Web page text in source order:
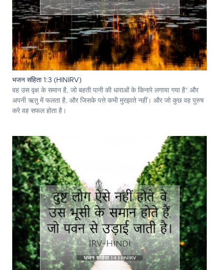
भजन संहिता 1:3 (HINIRV)
वह उस वृक्ष के समान है, जो बहती पानी की धाराओं के किनारे लगाया गया है* और
अपनी ऋतु में फलता है, और जिसके पत्ते कभी मुरझाते नहीं। और जो कुछ वह पुरुष
करे वह सफल होता है।